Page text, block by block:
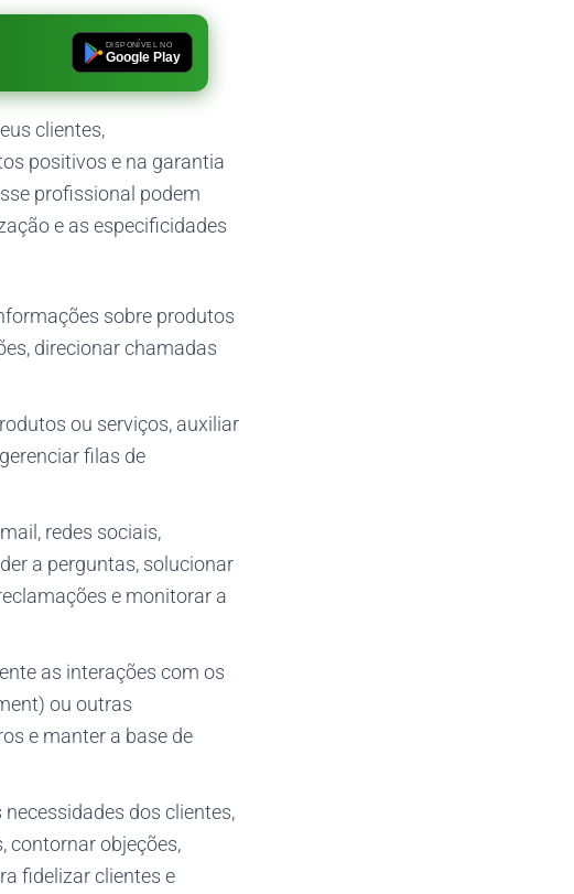
DISPONÍVEL NO
Google Play
clientes,
positivos e na garantia
profissional podem
e as especificidades
sobre produtos
direcionar chamadas
ou serviços, auxiliar
filas de
redes sociais,
a perguntas, solucionar
e monitorar a
as interações com os
ou outras
e manter a base de
dos clientes,
contornar objeções,
fidelizar clientes e